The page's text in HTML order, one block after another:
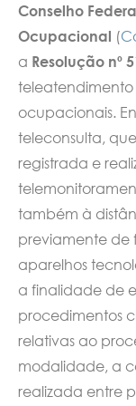
Conselho
Ocupacional (
a Resolução nº
teleatendimento
ocupacionais.
teleconsulta,
registrada e
também à
previamente de
aparelhos
a finalidade de
procedimentos
relativas ao
modalidade, a
realizada entre